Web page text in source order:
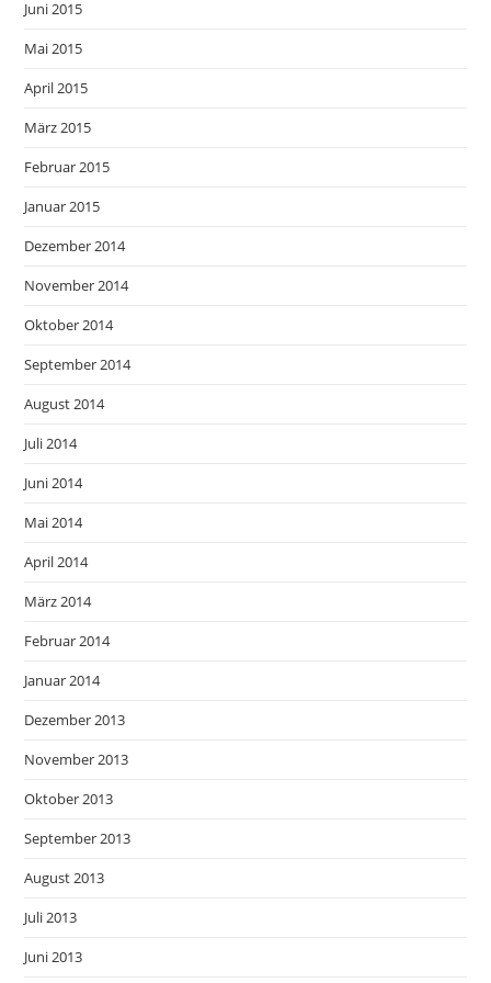
Juni 2015
Mai 2015
April 2015
März 2015
Februar 2015
Januar 2015
Dezember 2014
November 2014
Oktober 2014
September 2014
August 2014
Juli 2014
Juni 2014
Mai 2014
April 2014
März 2014
Februar 2014
Januar 2014
Dezember 2013
November 2013
Oktober 2013
September 2013
August 2013
Juli 2013
Juni 2013